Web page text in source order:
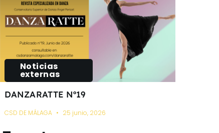
Noticias
externas
DANZARATTE Nº19
CSD DE MÁLAGA 25 junio, 2026